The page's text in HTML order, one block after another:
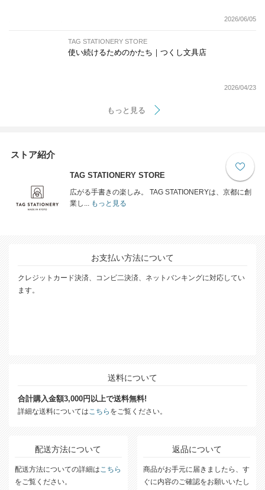
2026/06/05
TAG STATIONERY STORE
使い続けるためのかたち｜つくし文具店
2026/04/23
もっと見る
ストア紹介
TAG STATIONERY STORE
広がる手書きの楽しみ。 TAG STATIONERYは、京都に創
業し...
もっと見る
お支払い方法について
クレジットカード決済、コンビ二決済、ネットバンキングに対応してい
ます。
送料について
配送方法について 返品について